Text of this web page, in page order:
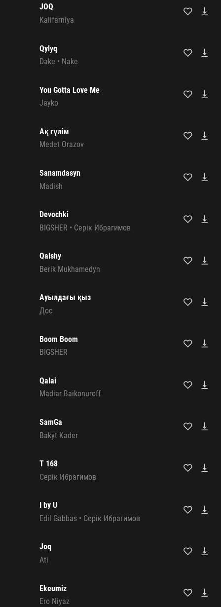
JOQ
Kalifarniya
Qylyq
Dake • Nake
You Gotta Love Me
Jayko
Ақ гүлім
Medet Orazov
Sanamdasyn
Madish
Devochki
BIGSHER • Серік Ибрагимов
Qalshy
Berik Mukhamedyn
Ауылдағы қыз
Дос
Boom Boom
BIGSHER
Qalai
Madiar Baikonuroff
SamGa
Bakyt Kader
T 168
Серік Ибрагимов
I by U
Edil Gabbas • Серік Ибрагимов
Joq
Ati
Ekeumiz
Ero Niyaz